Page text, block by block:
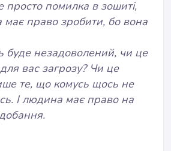
просто помилка в зошиті,
має право зробити, бо вона
буде незадоволений, чи це
вас загрозу? Чи це
те, що комусь щось не
І людина має право на